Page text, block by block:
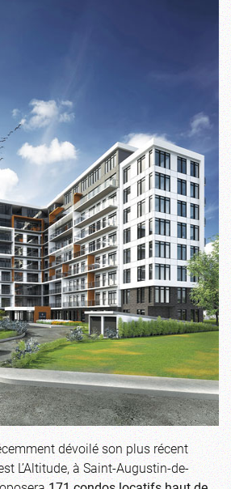
dévoilé son plus récent
L’Altitude, à Saint-Augustin-de-